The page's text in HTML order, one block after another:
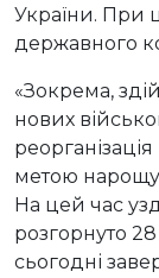
України. При
державного
«Зокрема,
нових
метою
На цей час
розгорнуто
сьогодні